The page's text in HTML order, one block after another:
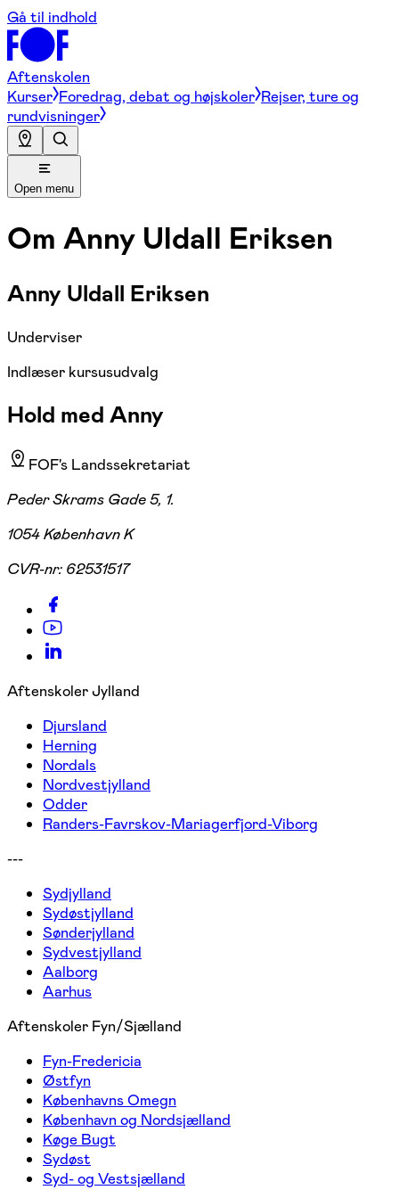
Gå til indhold
Aftenskolen
Kurser Foredrag, debat og højskoler Rejser, ture og
rundvisninger
Open menu
Om Anny Uldall Eriksen
Anny Uldall Eriksen
Underviser
Indlæser kursusudvalg
Hold med Anny
FOF's Landssekretariat
Peder Skrams Gade 5, 1.
1054 København K
CVR-nr: 62531517
Aftenskoler Jylland
Djursland
Herning
Nordals
Nordvestjylland
Odder
Randers-Favrskov-Mariagerfjord-Viborg
---
Sydjylland
Sydøstjylland
Sønderjylland
Sydvestjylland
Aalborg
Aarhus
Aftenskoler Fyn/Sjælland
Fyn-Fredericia
Østfyn
Københavns Omegn
København og Nordsjælland
Køge Bugt
Sydøst
Syd- og Vestsjælland